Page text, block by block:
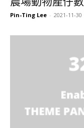
Pin-Ting Lee - 2021-11-30